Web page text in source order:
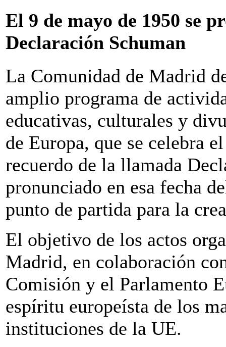
El 9 de mayo de 1950 se
Declaración Schuman
La Comunidad de Madrid
amplio programa de
educativas, culturales y
de Europa, que se celebra
recuerdo de la llamada
pronunciado en esa fecha
punto de partida para la
El objetivo de los actos
Madrid, en colaboración
Comisión y el Parlamento
espíritu europeísta de los
instituciones de la UE.